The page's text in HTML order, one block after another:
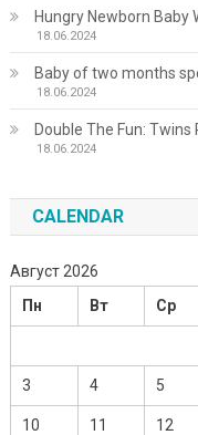
Hungry Newborn Baby
18.06.2024
Baby of two months
18.06.2024
Double The Fun: Twins
18.06.2024
CALENDAR
Август 2026
Пн
Вт Ср
3 4 5
10 11 12